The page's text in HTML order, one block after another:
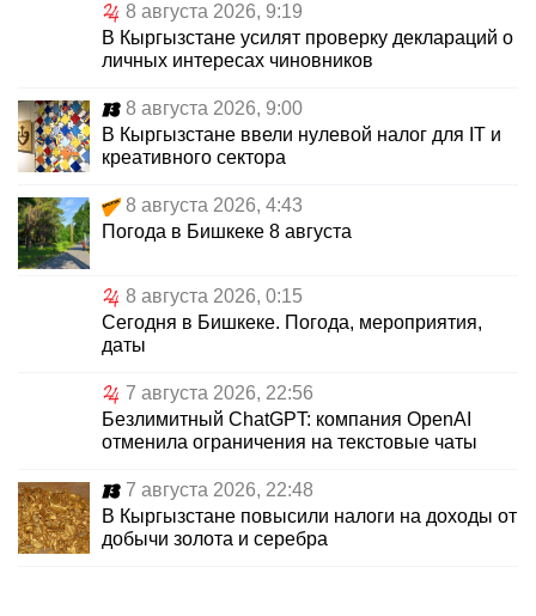
8 августа 2026, 9:19
В Кыргызстане усилят проверку деклараций о
личных интересах чиновников
8 августа 2026, 9:00
В Кыргызстане ввели нулевой налог для IT и
креативного сектора
8 августа 2026, 4:43
Погода в Бишкеке 8 августа
8 августа 2026, 0:15
Сегодня в Бишкеке. Погода, мероприятия,
даты
7 августа 2026, 22:56
Безлимитный ChatGPT: компания OpenAI
отменила ограничения на текстовые чаты
7 августа 2026, 22:48
В Кыргызстане повысили налоги на доходы от
добычи золота и серебра